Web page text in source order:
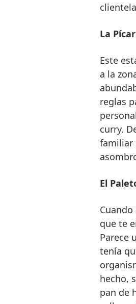
La
Este
a la
reglas
curry.
familiar
El
que te
Parece
tenía
hecho,
pan de